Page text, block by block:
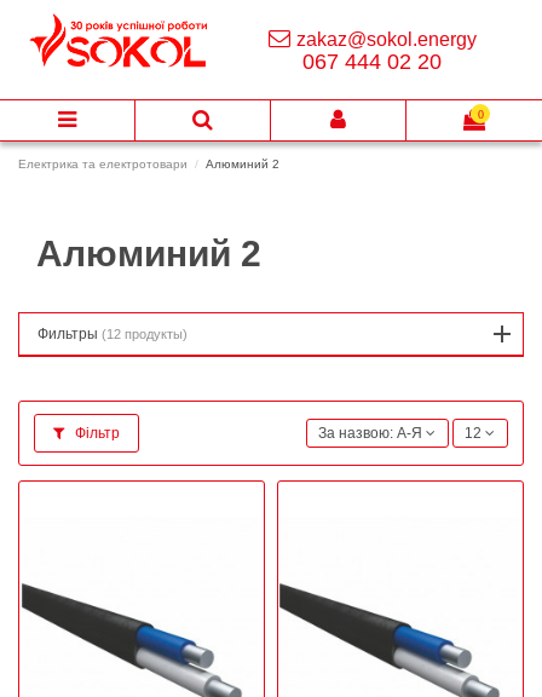
Електрика та електротовари Алюминий 2
Алюминий 2
Фільтр За назвою: А-Я 12
Фильтры (12 продукты)
zakaz@sokol.energy
067 444 02 20
0